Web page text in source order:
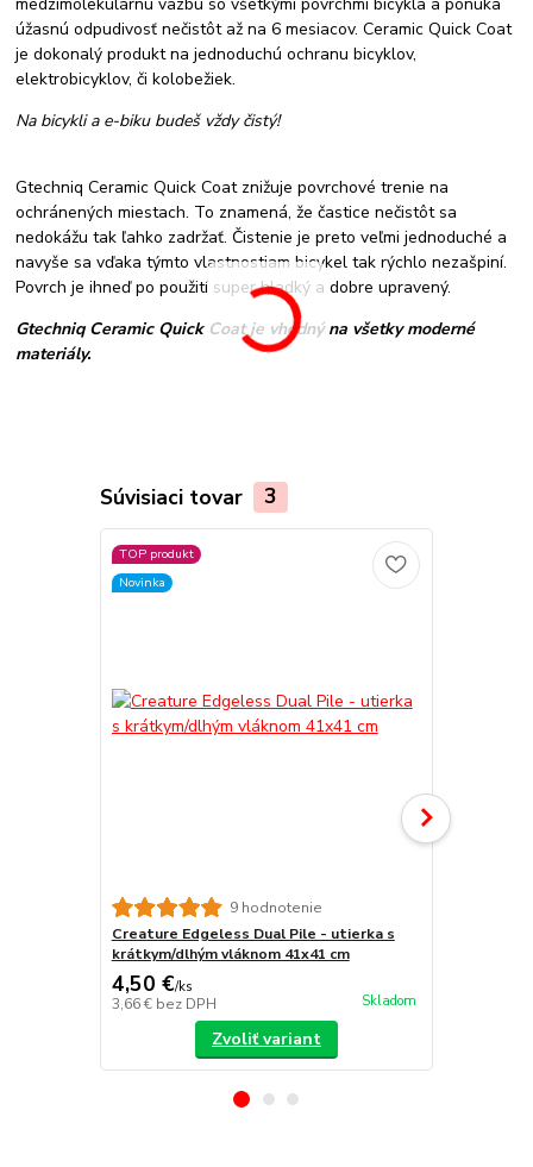
medzimolekulárnu väzbu so všetkými povrchmi bicykla a ponúka
úžasnú odpudivosť nečistôt až na 6 mesiacov. Ceramic Quick Coat
je dokonalý produkt na jednoduchú ochranu bicyklov,
elektrobicyklov, či kolobežiek.
Na bicykli a e-biku budeš vždy čistý!
Gtechniq Ceramic Quick Coat znižuje povrchové trenie na
ochránených miestach. To znamená, že častice nečistôt sa
nedokážu tak ľahko zadržať. Čistenie je preto veľmi jednoduché a
navyše sa vďaka týmto vlastnostiam bicykel tak rýchlo nezašpiní.
Povrch je ihneď po použití super hladký a dobre upravený.
Gtechniq Ceramic Quick Coat je vhodný na všetky moderné
materiály.
Súvisiaci tovar 3
TOP produkt
Novinka
9 hodnotenie
Creature Edgeless Dual Pile - utierka s
krátkym/dlhým vláknom 41x41 cm
4,50 €/ks
3,66 € bez DPH Skladom
Zvoliť variant